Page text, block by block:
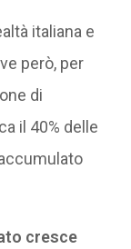
italiana e
però, per
di
il 40% delle
cresce